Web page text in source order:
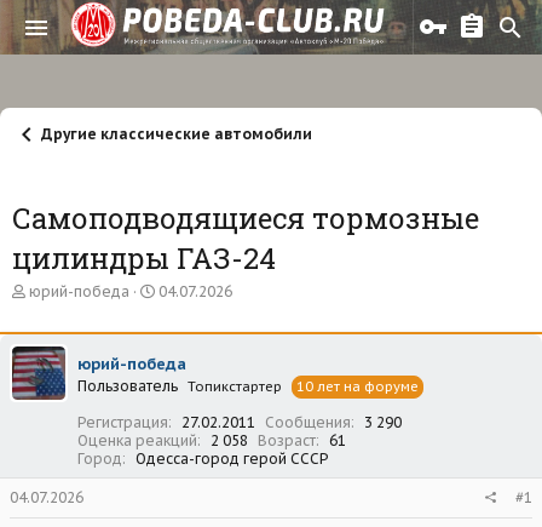
Другие классические автомобили
Самоподводящиеся тормозные
цилиндры ГАЗ-24
А
т
о
р
т
юрий-победа
Д
т
н
а
а
л
а
04.07.2026
юрий-победа
Пользователь Топикстартер 10 лет на форуме
Регистрация 27.02.2011 Сообщения
3 290
Оценка реакций
2 058 Возраст
61
Город
Одесса-город герой СССР
04.07.2026 #1